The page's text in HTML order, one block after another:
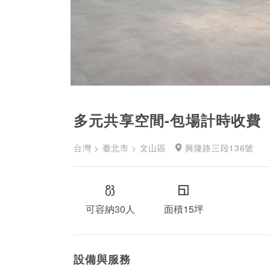
多元共享空間-包場計時收費
台灣 > 臺北市 > 文山區 興隆路三段136號
可容納30人 面積15坪
設備與服務